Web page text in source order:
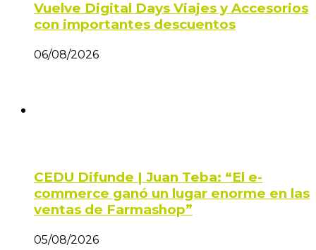
Vuelve Digital Days Viajes y Accesorios
con importantes descuentos
06/08/2026
CEDU Difunde | Juan Teba: “El e-
commerce ganó un lugar enorme en las
ventas de Farmashop”
05/08/2026